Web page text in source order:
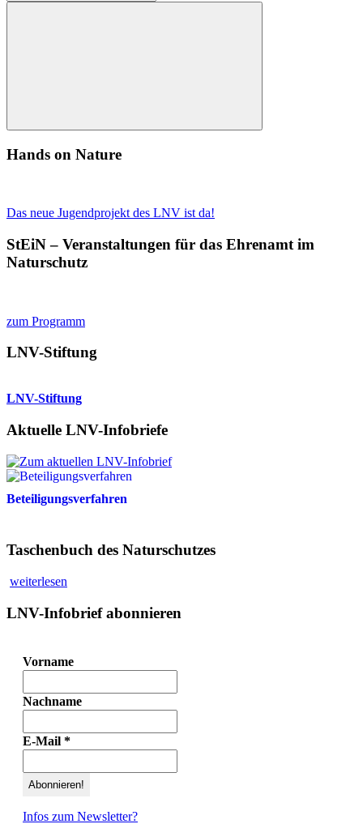
nach:
Suchen
Hands on Nature
Das neue Jugendprojekt des LNV ist da!
StEiN – Veranstaltungen für das Ehrenamt im
Naturschutz
zum Programm
LNV-Stiftung
LNV-Stiftung
Aktuelle LNV-Infobriefe
Beteiligungsverfahren
Taschenbuch des Naturschutzes
weiterlesen
LNV-Infobrief abonnieren
Vorname
Nachname
E-Mail *
Infos zum Newsletter?